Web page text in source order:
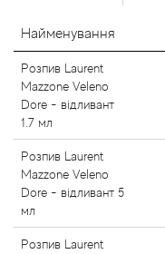
Найменування
Розпив Laurent
Mazzone Veleno
Dore - відливант
1.7 мл
Розпив Laurent
Mazzone Veleno
Dore - відливант 5
мл
Розпив Laurent